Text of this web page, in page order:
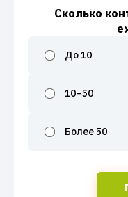
Сколько
До 10
10–50
Более 50